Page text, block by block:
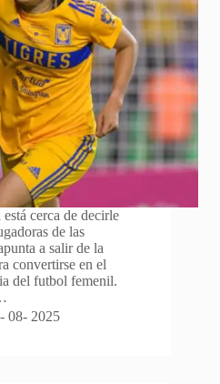
cerca de decirle
de las
a salir de la
convertirse en el
del futbol femenil.
08- 2025